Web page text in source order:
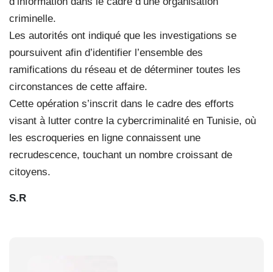
criminelle.
Les autorités ont indiqué que les investigations se
poursuivent afin d’identifier l’ensemble des
ramifications du réseau et de déterminer toutes les
circonstances de cette affaire.
Cette opération s’inscrit dans le cadre des efforts
visant à lutter contre la cybercriminalité en Tunisie, où
les escroqueries en ligne connaissent une
recrudescence, touchant un nombre croissant de
citoyens.
S.R